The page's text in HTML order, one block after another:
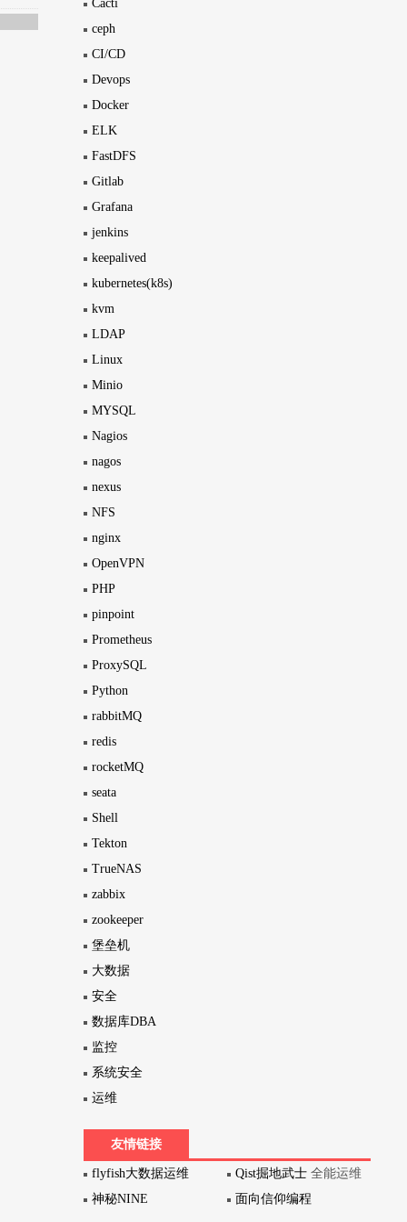
Cacti
ceph
CI/CD
Devops
Docker
ELK
FastDFS
Gitlab
Grafana
jenkins
keepalived
kubernetes(k8s)
kvm
LDAP
Linux
Minio
MYSQL
Nagios
nagos
nexus
NFS
nginx
OpenVPN
PHP
pinpoint
Prometheus
ProxySQL
Python
rabbitMQ
redis
rocketMQ
seata
Shell
Tekton
TrueNAS
zabbix
zookeeper
堡垒机
大数据
安全
数据库DBA
监控
系统安全
运维
友情链接
flyfish大数据运维 Qist掘地武士 全能运维
神秘NINE
面向信仰编程